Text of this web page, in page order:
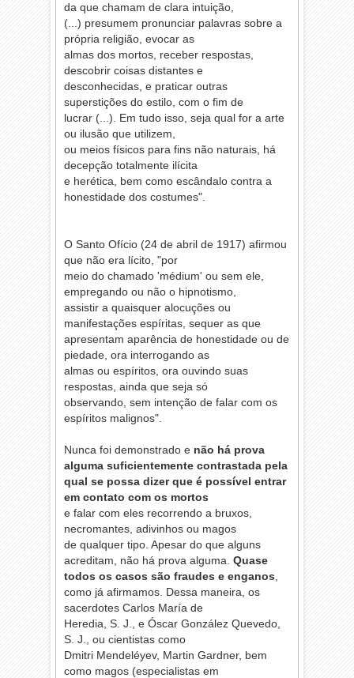
da que chamam de clara intuição,
(...) presumem pronunciar palavras sobre a
própria religião, evocar as
almas dos mortos, receber respostas,
descobrir coisas distantes e
desconhecidas, e praticar outras
superstições do estilo, com o fim de
lucrar (...). Em tudo isso, seja qual for a arte
ou ilusão que utilizem,
ou meios físicos para fins não naturais, há
decepção totalmente ilícita
e herética, bem como escândalo contra a
honestidade dos costumes".
O Santo Ofício (24 de abril de 1917) afirmou
que não era lícito, "por
meio do chamado 'médium' ou sem ele,
empregando ou não o hipnotismo,
assistir a quaisquer alocuções ou
manifestações espíritas, sequer as que
apresentam aparência de honestidade ou de
piedade, ora interrogando as
almas ou espíritos, ora ouvindo suas
respostas, ainda que seja só
observando, sem intenção de falar com os
espíritos malignos".
Nunca foi demonstrado e não há prova
alguma suficientemente contrastada pela
qual se possa dizer que é possível entrar
em contato com os mortos
e falar com eles recorrendo a bruxos,
necromantes, adivinhos ou magos
de qualquer tipo. Apesar do que alguns
acreditam, não há prova alguma.Quase
todos os casos são fraudes e enganos
como já afirmamos. Dessa maneira, os
sacerdotes Carlos María de
Heredia, S. J., e Óscar González Quevedo,
S. J., ou cientistas como
Dmitri Mendeléyev, Martin Gardner, bem
como magos (especialistas em